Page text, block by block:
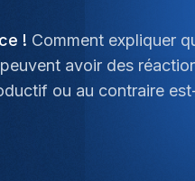
! Comment expliquer
avoir des
ou au contraire